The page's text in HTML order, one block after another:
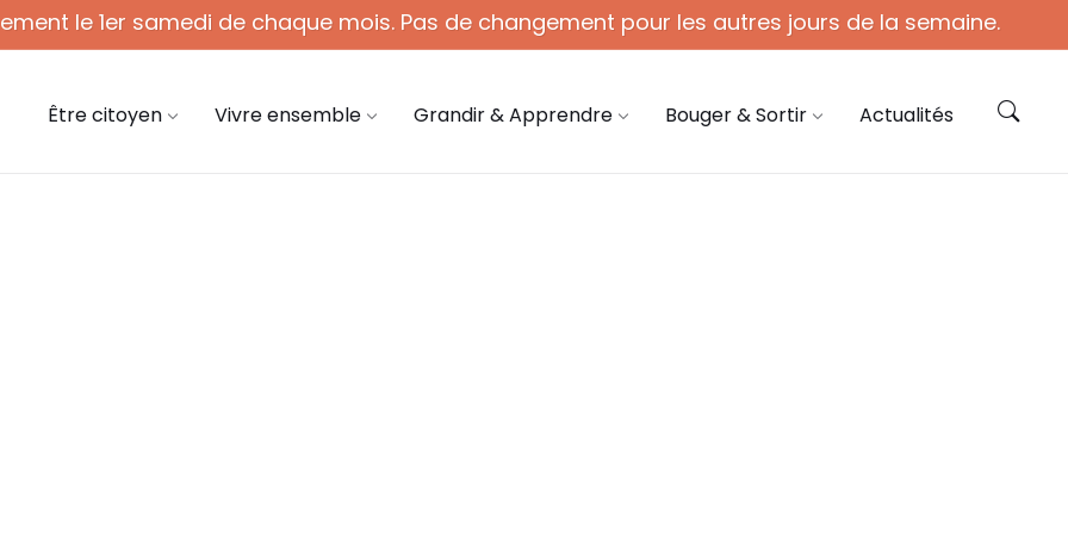
le 1er samedi de chaque mois. Pas de changement pour les autres jours de la semaine.
(1er sam. du mois)
Être citoyen Vivre ensemble Grandir & Apprendre Bouger & Sortir Actualités